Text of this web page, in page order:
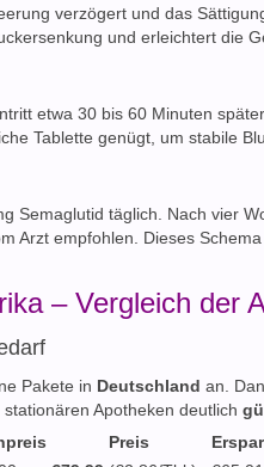
verzögert und das
und erleichtert die
etwa 30 bis 60 Minuten
Tablette genügt, um stabile
Semaglutid täglich. Nach vier
Arzt empfohlen. Dieses
– Vergleich der
Pakete in Deutschland an.
Apotheken deutlich
Preis